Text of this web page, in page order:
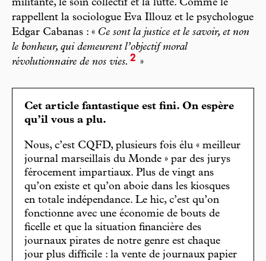
militante, le soin collectif et la lutte. Comme le
rappellent la sociologue Eva Illouz et le psychologue
Edgar Cabanas : « Ce sont la justice et le savoir, et non
le bonheur, qui demeurent l’objectif moral
révolutionnaire de nos vies. 2 »
Cet article fantastique est fini. On espère
qu’il vous a plu.
Nous, c’est CQFD, plusieurs fois élu « meilleur
journal marseillais du Monde » par des jurys
férocement impartiaux. Plus de vingt ans
qu’on existe et qu’on aboie dans les kiosques
en totale indépendance. Le hic, c’est qu’on
fonctionne avec une économie de bouts de
ficelle et que la situation financière des
journaux pirates de notre genre est chaque
jour plus difficile : la vente de journaux papier